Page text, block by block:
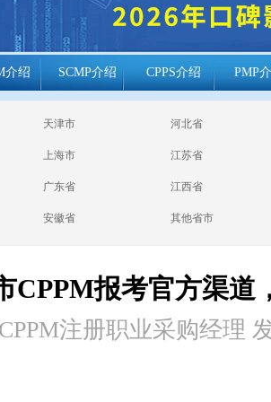
介绍 SCMP介绍 CPPS介绍 PMP
天津市 河北省
上海市 江苏省
广东省 江西省
安徽省 其他省市
CPPM报考官方渠道
注册职业采购经理